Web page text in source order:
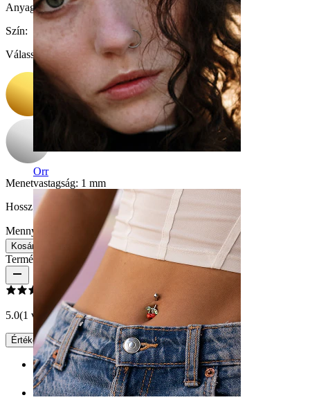
Orr
Anyag:Titán
Szín:
Válasszon Szín
Menetvastagság: 1 mm
Hossz:6 mm
Mennyiség: 1
Kosárba
Termékértékelések
5.0(1 vélemény)
Értékelés írása
Rating